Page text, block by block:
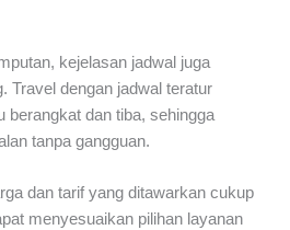
kejelasan jadwal juga
Travel dengan jadwal teratur
berangkat dan tiba, sehingga
tanpa gangguan.
dan tarif yang ditawarkan cukup
menyesuaikan pilihan layanan